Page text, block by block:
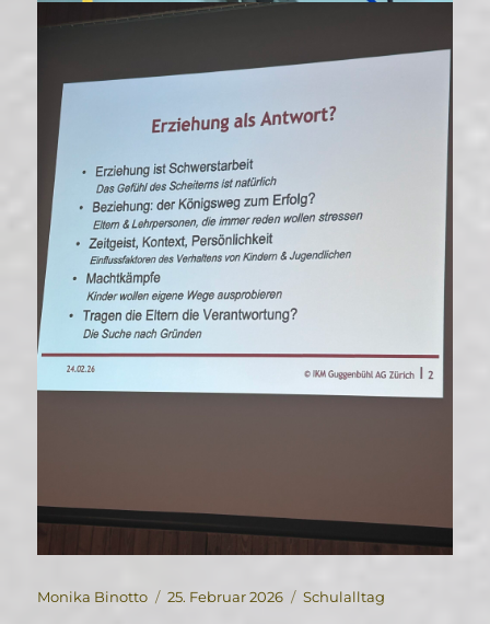
Autor
Monika Binotto
Veröffentlicht
25. Februar 2026 Kategorien
Schulalltag